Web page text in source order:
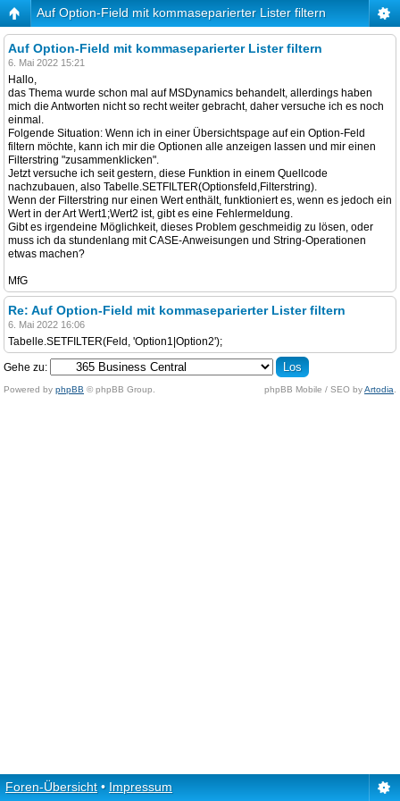
Auf Option-Field mit kommaseparierter Lister filtern
Auf Option-Field mit kommaseparierter Lister filtern
6. Mai 2022 15:21
Hallo,
das Thema wurde schon mal auf MSDynamics behandelt, allerdings haben
mich die Antworten nicht so recht weiter gebracht, daher versuche ich es noch
einmal.
Folgende Situation: Wenn ich in einer Übersichtspage auf ein Option-Feld
filtern möchte, kann ich mir die Optionen alle anzeigen lassen und mir einen
Filterstring "zusammenklicken".
Jetzt versuche ich seit gestern, diese Funktion in einem Quellcode
nachzubauen, also Tabelle.SETFILTER(Optionsfeld,Filterstring).
Wenn der Filterstring nur einen Wert enthält, funktioniert es, wenn es jedoch ein
Wert in der Art Wert1;Wert2 ist, gibt es eine Fehlermeldung.
Gibt es irgendeine Möglichkeit, dieses Problem geschmeidig zu lösen, oder
muss ich da stundenlang mit CASE-Anweisungen und String-Operationen
etwas machen?
MfG
Re: Auf Option-Field mit kommaseparierter Lister filtern
6. Mai 2022 16:06
Tabelle.SETFILTER(Feld, 'Option1|Option2');
Gehe zu:
Powered by phpBB © phpBB Group. phpBB Mobile / SEO byArtodia
Foren-Übersicht• Impressum